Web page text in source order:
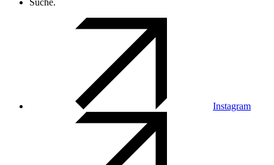
Suche.
Instagram